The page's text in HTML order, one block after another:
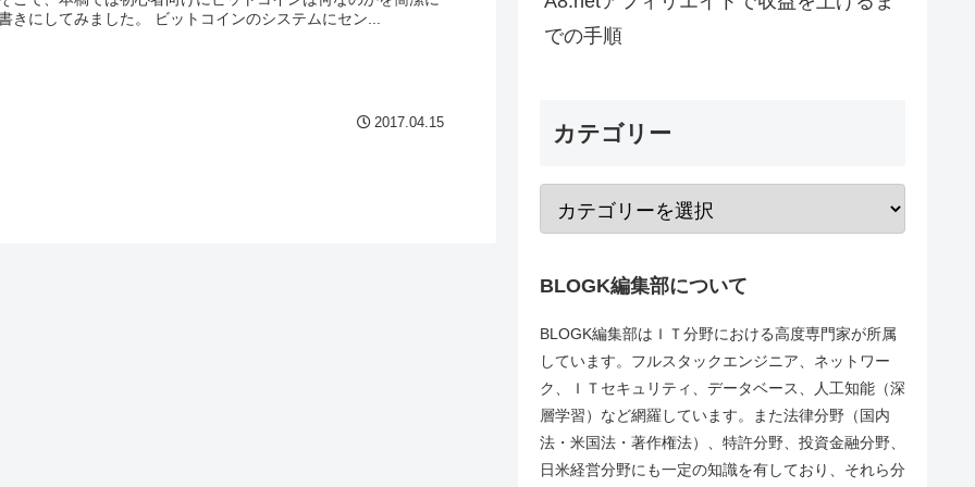
きにしてみました。 ビットコインのシステムにセン...
2017.04.15
での手順
カテゴリー
BLOGK編集部について
BLOGK編集部はＩＴ分野における高度専門家が所属
しています。フルスタックエンジニア、ネットワー
ク、ＩＴセキュリティ、データベース、人工知能（深
層学習）など網羅しています。また法律分野（国内
法・米国法・著作権法）、特許分野、投資金融分野、
日米経営分野にも一定の知識を有しており、それら分